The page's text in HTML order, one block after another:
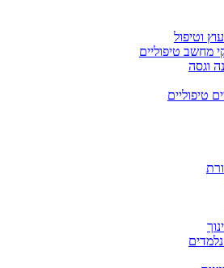
וטיפול
מחשב טיפוליים
וגסה
טיפוליים